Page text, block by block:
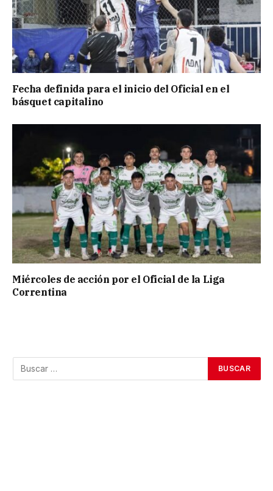
Fecha definida para el inicio del Oficial en el
básquet capitalino
Miércoles de acción por el Oficial de la Liga
Correntina